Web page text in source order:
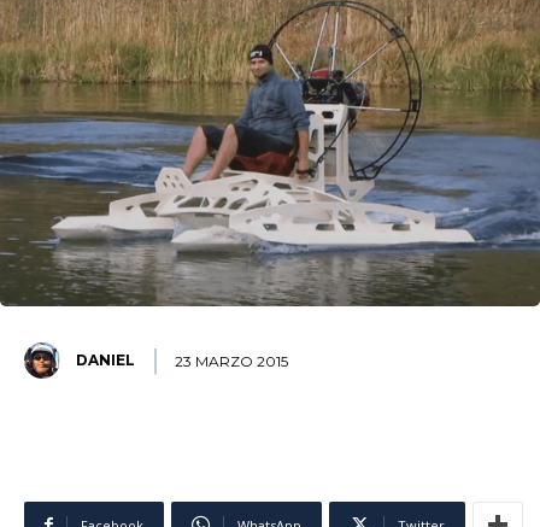
DANIEL 23 MARZO 2015